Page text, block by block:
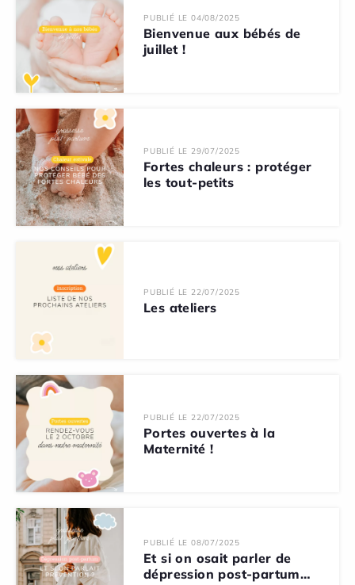
PUBLIÉ LE 04/08/2025
Bienvenue aux bébés de
juillet !
PUBLIÉ LE 29/07/2025
Fortes chaleurs : protéger
les tout-petits
PUBLIÉ LE 22/07/2025
Les ateliers
PUBLIÉ LE 22/07/2025
Portes ouvertes à la
Maternité !
PUBLIÉ LE 08/07/2025
Et si on osait parler de
dépression post-partum…